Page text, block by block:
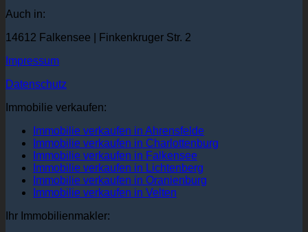
Auch in:
14612 Falkensee | Finkenkruger Str. 2
Impressum
Datenschutz
Immobilie verkaufen:
Immobilie verkaufen in Ahrensfelde
Immobilie verkaufen in Charlottenburg
Immobilie verkaufen in Falkensee
Immobilie verkaufen in Lichtenberg
Immobilie verkaufen in Oranienburg
Immobilie verkaufen in Velten
Ihr Immobilienmakler: